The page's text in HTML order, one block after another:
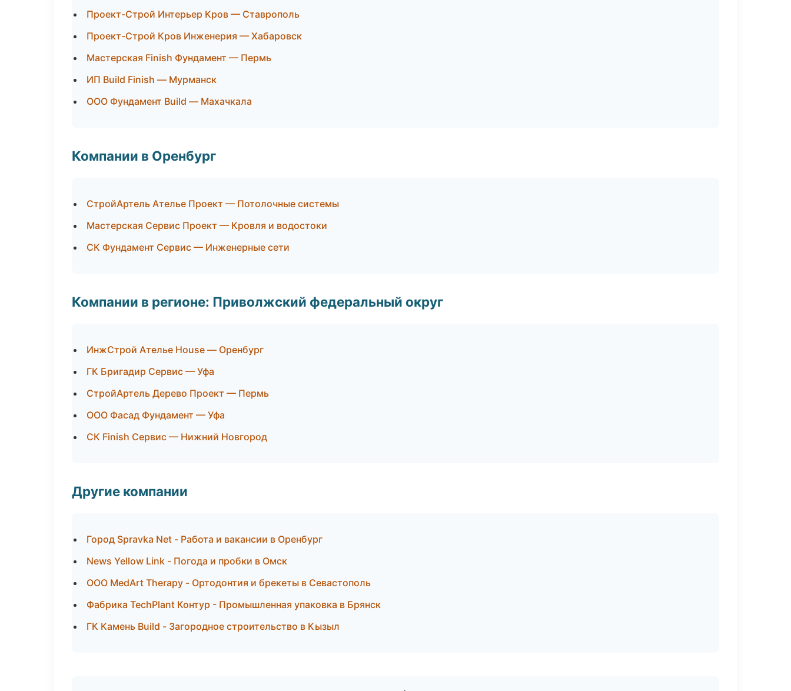
Проект-Строй Интерьер Кров — Ставрополь
Проект-Строй Кров Инженерия — Хабаровск
Мастерская Finish Фундамент — Пермь
ИП Build Finish — Мурманск
ООО Фундамент Build — Махачкала
Компании в Оренбург
СтройАртель Ателье Проект — Потолочные системы
Мастерская Сервис Проект — Кровля и водостоки
СК Фундамент Сервис — Инженерные сети
Компании в регионе: Приволжский федеральный округ
ИнжСтрой Ателье House — Оренбург
ГК Бригадир Сервис — Уфа
СтройАртель Дерево Проект — Пермь
ООО Фасад Фундамент — Уфа
СК Finish Сервис — Нижний Новгород
Другие компании
Город Spravka Net - Работа и вакансии в Оренбург
News Yellow Link - Погода и пробки в Омск
ООО MedArt Therapy - Ортодонтия и брекеты в Севастополь
Фабрика TechPlant Контур - Промышленная упаковка в Брянск
ГК Камень Build - Загородное строительство в Кызыл